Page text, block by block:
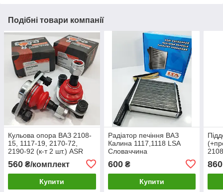
Подібні товари компанії
Кульова опора ВАЗ 2108-
15, 1117-19, 2170-72,
2190-92 (к-т 2 шт.) ASR
560 ₴/комплект
Купити
Радіатор печіння ВАЗ
Калина 1117,1118 LSA
Словаччина
600₴
Купити
860